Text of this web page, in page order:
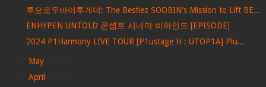
투모로우바이투게더: The Bestiez SOOBIN's Mission to Lift BE...
ENHYPEN UNTOLD 콘셉트 시네마 비하인드 [EPISODE]
2024 P1Harmony LIVE TOUR [P1ustage H : UTOP1A] Plu...
May
April